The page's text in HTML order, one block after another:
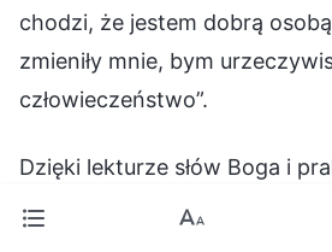
chodzi, że jestem dobrą
zmieniły mnie, bym
człowieczeństwo”.
Dzięki lekturze słów Boga i
uczciwości zmieniła się moja